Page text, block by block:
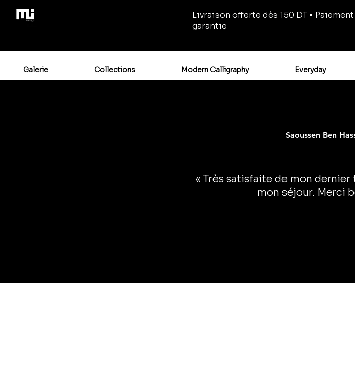
Livraison offerte dès 150 DT •
garantie
Galerie Collections Modern Calligraphy Everyday
Saoussen Ben
« Très satisfaite de mon
mon séjour. Merci